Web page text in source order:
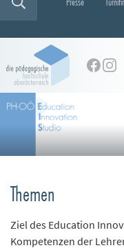
Themen
Ziel des Education
Kompetenzen der